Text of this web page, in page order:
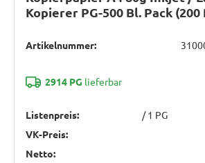
Kopierer PG-500 Bl. Pack (200
Artikelnummer:
2914 PG lieferbar
Listenpreis: / 1 PG
VK-Preis:
Netto: